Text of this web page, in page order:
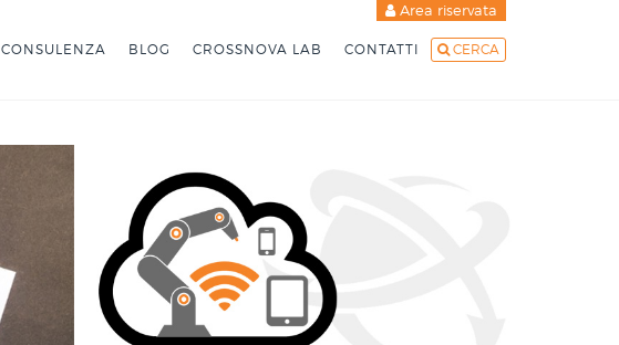
Area riservata
CONSULENZA BLOG CROSSNOVA LAB CONTATTI CERCA